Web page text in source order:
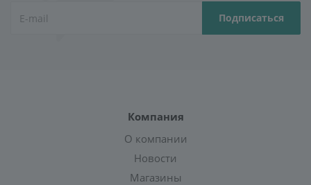
Компания
О компании
Новости
Магазины